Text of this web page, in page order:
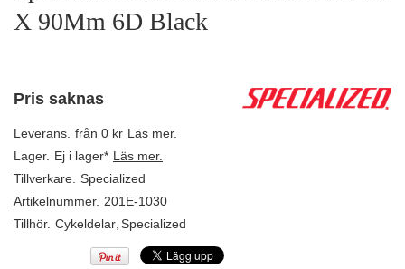
X 90Mm 6D Black
Pris saknas
Leverans. från 0 kr Läs mer.
Lager. Ej i lager* Läs mer.
Tillverkare. Specialized
Artikelnummer. 201E-1030
Tillhör. Cykeldelar Specialized